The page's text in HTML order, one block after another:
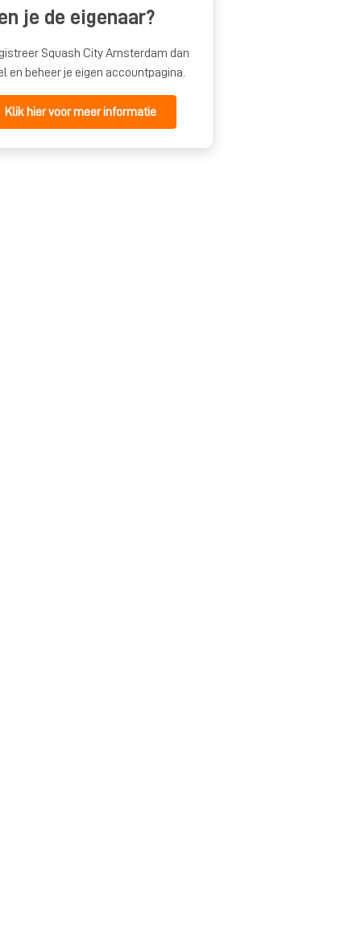
je de eigenaar?
Squash City Amsterdam dan
en beheer je eigen accountpagina.
Klik hier voor meer informatie